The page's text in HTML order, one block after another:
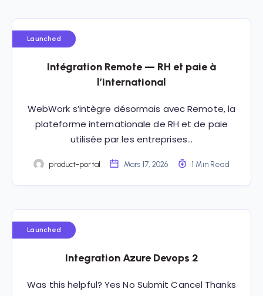
Launched
Intégration Remote — RH et paie à
l’international
WebWork s’intègre désormais avec Remote, la
plateforme internationale de RH et de paie
utilisée par les entreprises…
product-portal Mars 17, 2026 1 Min Read
Launched
Integration Azure Devops 2
Was this helpful? Yes No Submit Cancel Thanks